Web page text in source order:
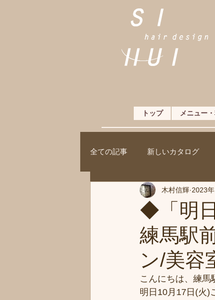
トップ メニュー
全ての記事 新しいカタログ
◆「明
練馬駅
ン/美容
木村信輝 2023
こんにちは、練馬
明日10月17日(火)